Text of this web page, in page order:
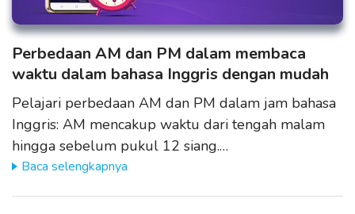
Perbedaan AM dan PM dalam membaca
waktu dalam bahasa Inggris dengan mudah
Pelajari perbedaan AM dan PM dalam jam bahasa
Inggris: AM mencakup waktu dari tengah malam
hingga sebelum pukul 12 siang.…
Baca selengkapnya